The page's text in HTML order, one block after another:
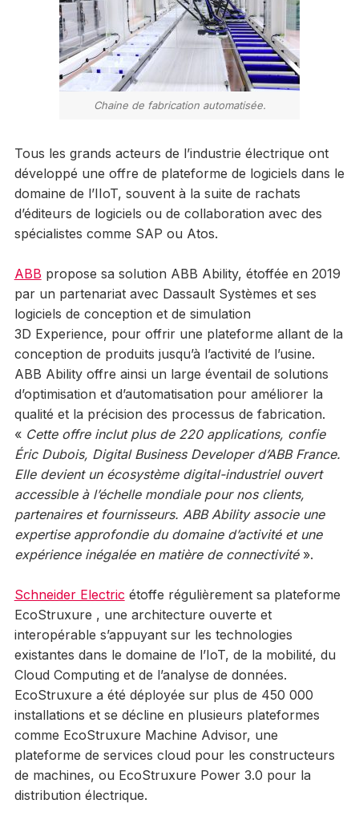
Chaine de fabrication automatisée.
Tous les grands acteurs de l’industrie électrique ont
développé une offre de plateforme de logiciels dans le
domaine de l’IIoT, souvent à la suite de rachats
d’éditeurs de logiciels ou de collaboration avec des
spécialistes comme SAP ou Atos.
ABB propose sa solution ABB Ability, étoffée en 2019
par un partenariat avec Dassault Systèmes et ses
logiciels de conception et de simulation
3D Experience, pour offrir une plateforme allant de la
conception de produits jusqu’à l’activité de l’usine.
ABB Ability offre ainsi un large éventail de solutions
d’optimisation et d’automatisation pour améliorer la
qualité et la précision des processus de fabrication.
« Cette offre inclut plus de 220 applications, confie
Éric Dubois, Digital Business Developer d’ABB France.
Elle devient un écosystème digital-industriel ouvert
accessible à l’échelle mondiale pour nos clients,
partenaires et fournisseurs. ABB Ability associe une
expertise approfondie du domaine d’activité et une
expérience inégalée en matière de connectivité».
Schneider Electric étoffe régulièrement sa plateforme
EcoStruxure , une architecture ouverte et
interopérable s’appuyant sur les technologies
existantes dans le domaine de l’IoT, de la mobilité, du
Cloud Computing et de l’analyse de données.
EcoStruxure a été déployée sur plus de 450 000
installations et se décline en plusieurs plateformes
comme EcoStruxure Machine Advisor, une
plateforme de services cloud pour les constructeurs
de machines, ou EcoStruxure Power 3.0 pour la
distribution électrique.